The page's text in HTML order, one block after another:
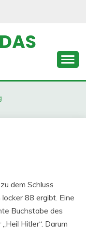
dem Schluss
88 ergibt. Eine
Buchstabe des
Hitler“. Darum